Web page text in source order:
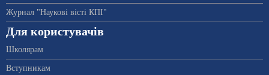
Журнал "Наукові вісті КПІ"
Для користувачів
Школярам
Вступникам